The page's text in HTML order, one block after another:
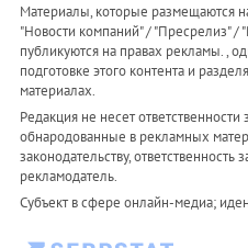
Материалы, которые размещаются
"Новости компаний" / "Пресрелиз" /
публикуются на правах рекламы. ,
подготовке этого контента и
материалах.
Редакция не несет
обнародованные в рекламных
законодательству,
рекламодатель.
Субъект в сфере онлайн-медиа;